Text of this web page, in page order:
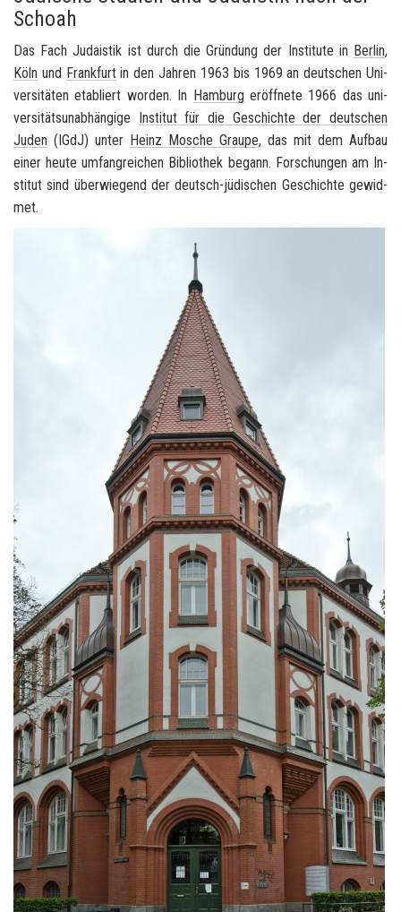
Schoah
Das Fach Ju­da­is­tik ist durch die Grün­dung der In­sti­tu­te in Ber­lin,
Köln und Frank­furtin den Jah­ren 1963 bis 1969 an deut­schen Uni­
ver­si­tä­ten eta­bliert wor­den. In Ham­burg er­öff­ne­te 1966 das uni­
ver­si­täts­un­ab­hän­gi­ge In­sti­tut für die Ge­schich­te der deut­schen
Juden (IGdJ) unter Heinz Mo­sche Grau­pe, das mit dem Auf­bau
einer heute um­fang­rei­chen Bi­blio­thek be­gann. For­schun­gen am In­
sti­tut sind über­wie­gend der deutsch-​jüdischen Ge­schich­te ge­wid­
met.